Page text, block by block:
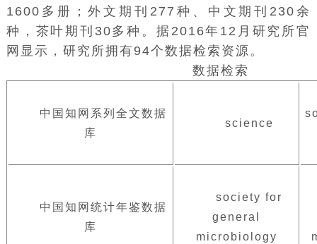
1600多册；外文期刊277种、中文期刊230余
种，茶叶期刊30多种。据2016年12月研究所官
网显示，研究所拥有94个数据检索资源。
数据检索
中国知网系列全文数据
库
science
中国知网统计年鉴数据
库
society for
general
microbiology